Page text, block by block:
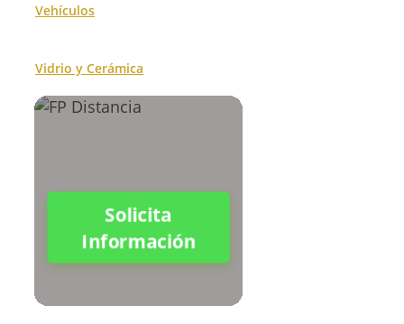
Vehículos
Vidrio y Cerámica
Solicita
Información